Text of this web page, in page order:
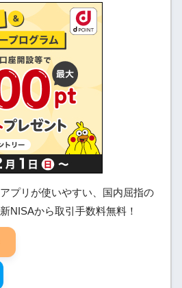
プリが使いやすい、国内屈指の
NISAから取引手数料無料！